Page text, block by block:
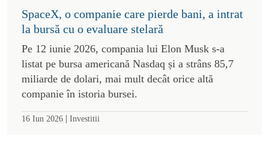
SpaceX, o companie care pierde bani, a intrat
la bursă cu o evaluare stelară
Pe 12 iunie 2026, compania lui Elon Musk s-a
listat pe bursa americană Nasdaq și a strâns 85,7
miliarde de dolari, mai mult decât orice altă
companie în istoria bursei.
16 Iun 2026 | Investitii